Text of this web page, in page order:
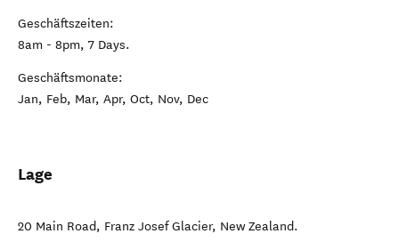
Geschäftszeiten:
8am - 8pm, 7 Days.
Geschäftsmonate:
Jan, Feb, Mar, Apr, Oct, Nov, Dec
Lage
20 Main Road, Franz Josef Glacier, New Zealand.